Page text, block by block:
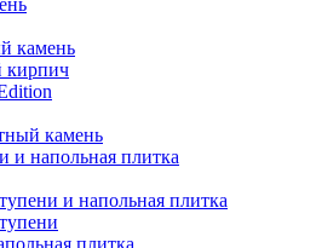
камень
кирпич
камень
и напольная плитка
и напольная плитка
плитка